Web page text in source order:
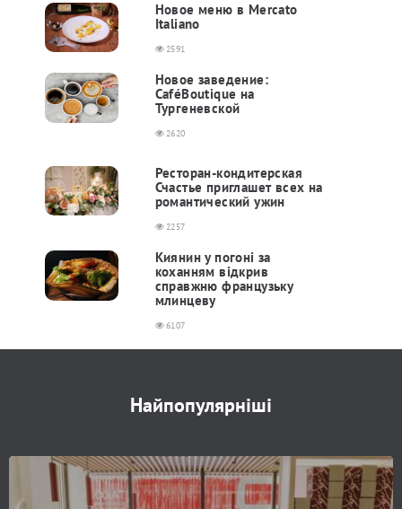
Новое меню в Mercato
Italiano
2591
Новое заведение:
CaféBoutique на
Тургеневской
2620
Ресторан-кондитерская
Счастье приглашет всех на
романтический ужин
2257
Киянин у погоні за
коханням відкрив
справжню французьку
млинцеву
6107
Найпопулярніші